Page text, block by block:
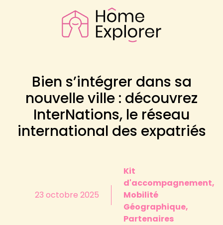
Bien s’intégrer dans sa
nouvelle ville : découvrez
InterNations, le réseau
international des expatriés
23 octobre 2025
Kit
d'accompagnement,
Mobilité
Géographique,
Partenaires